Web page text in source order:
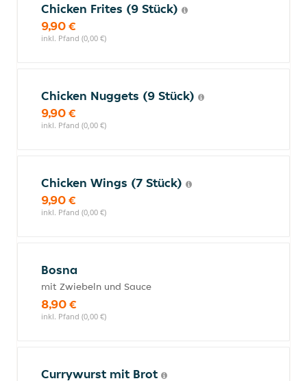
Chicken Frites (9 Stück)
9,90 €
inkl. Pfand (0,00 €)
Chicken Nuggets (9 Stück)
9,90 €
inkl. Pfand (0,00 €)
Chicken Wings (7 Stück)
9,90 €
inkl. Pfand (0,00 €)
Bosna
mit Zwiebeln und Sauce
8,90 €
inkl. Pfand (0,00 €)
Currywurst mit Brot